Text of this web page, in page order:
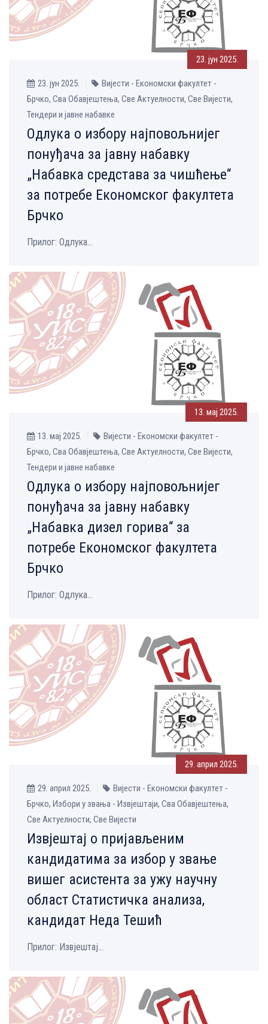
23. јун 2025.
23. јун 2025.
Вијести - Економски факултет -
Брчко, Сва Обавјештења, Све Aктуелности, Све Вијести,
Тендери и јавне набавке
Одлука о избору најповољнијег
понуђача за јавну набавку
„Набавка средстава за чишћење“
за потребе Економског факултета
Брчко
Прилог: Одлука...
13. мај 2025.
13. мај 2025.
Вијести - Економски факултет -
Брчко, Сва Обавјештења, Све Aктуелности, Све Вијести,
Тендери и јавне набавке
Одлука о избору најповољнијег
понуђача за јавну набавку
„Набавка дизел горива“ за
потребе Економског факултета
Брчко
Прилог: Одлука...
29. април 2025.
29. април 2025.
Вијести - Економски факултет -
Брчко, Избори у звања - Извјештаји, Сва Обавјештења,
Све Aктуелности, Све Вијести
Извјештај о пријављеним
кандидатима за избор у звање
вишег асистента за ужу научну
област Статистичка анализа,
кандидат Неда Тешић
Прилог: Извјештај...